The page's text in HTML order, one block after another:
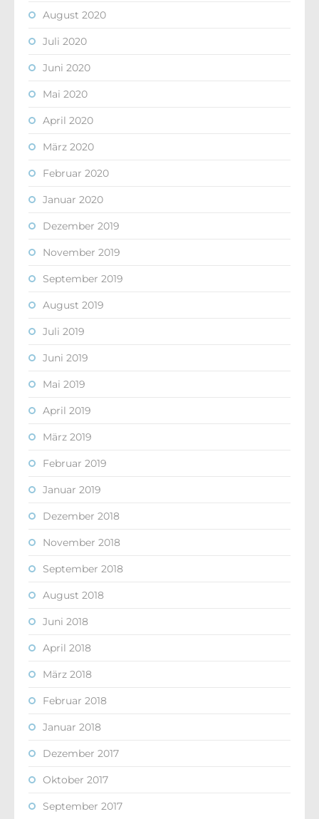
August 2020
Juli 2020
Juni 2020
Mai 2020
April 2020
März 2020
Februar 2020
Januar 2020
Dezember 2019
November 2019
September 2019
August 2019
Juli 2019
Juni 2019
Mai 2019
April 2019
März 2019
Februar 2019
Januar 2019
Dezember 2018
November 2018
September 2018
August 2018
Juni 2018
April 2018
März 2018
Februar 2018
Januar 2018
Dezember 2017
Oktober 2017
September 2017